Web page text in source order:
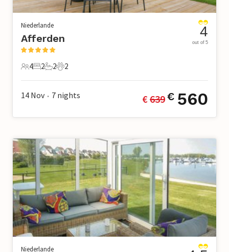
Niederlande
Afferden
4 Gäste
4
2 Schlafzimmer
2
2 Badezimmer
2
2 Haustiere
2
4
out of 5
14 Nov • 7 nights € 639€ 560
Niederlande